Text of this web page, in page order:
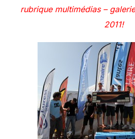
rubrique multimédias –
2011!